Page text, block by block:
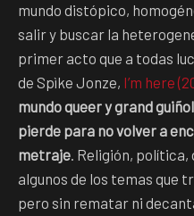
mundo distópico,
salir y buscar la
primer acto que a todas
de Spìke Jonze, I’m here
mundo queer y grand
pierde para no volver a
metraje. Religión, política,
algunos de los temas que
pero sin rematar ni